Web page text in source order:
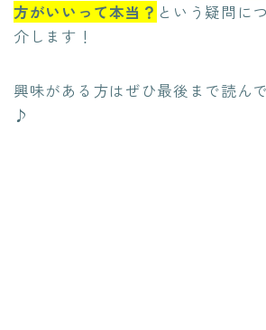
方がいいって本当？ という疑問に
介します！
興味がある方はぜひ最後まで読ん
♪